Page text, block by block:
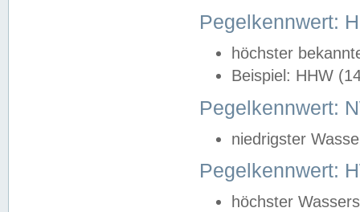
Pegelkennwert:
höchster
Beispiel: HHW
Pegelkennwert:
niedrigster
Pegelkennwert:
höchster